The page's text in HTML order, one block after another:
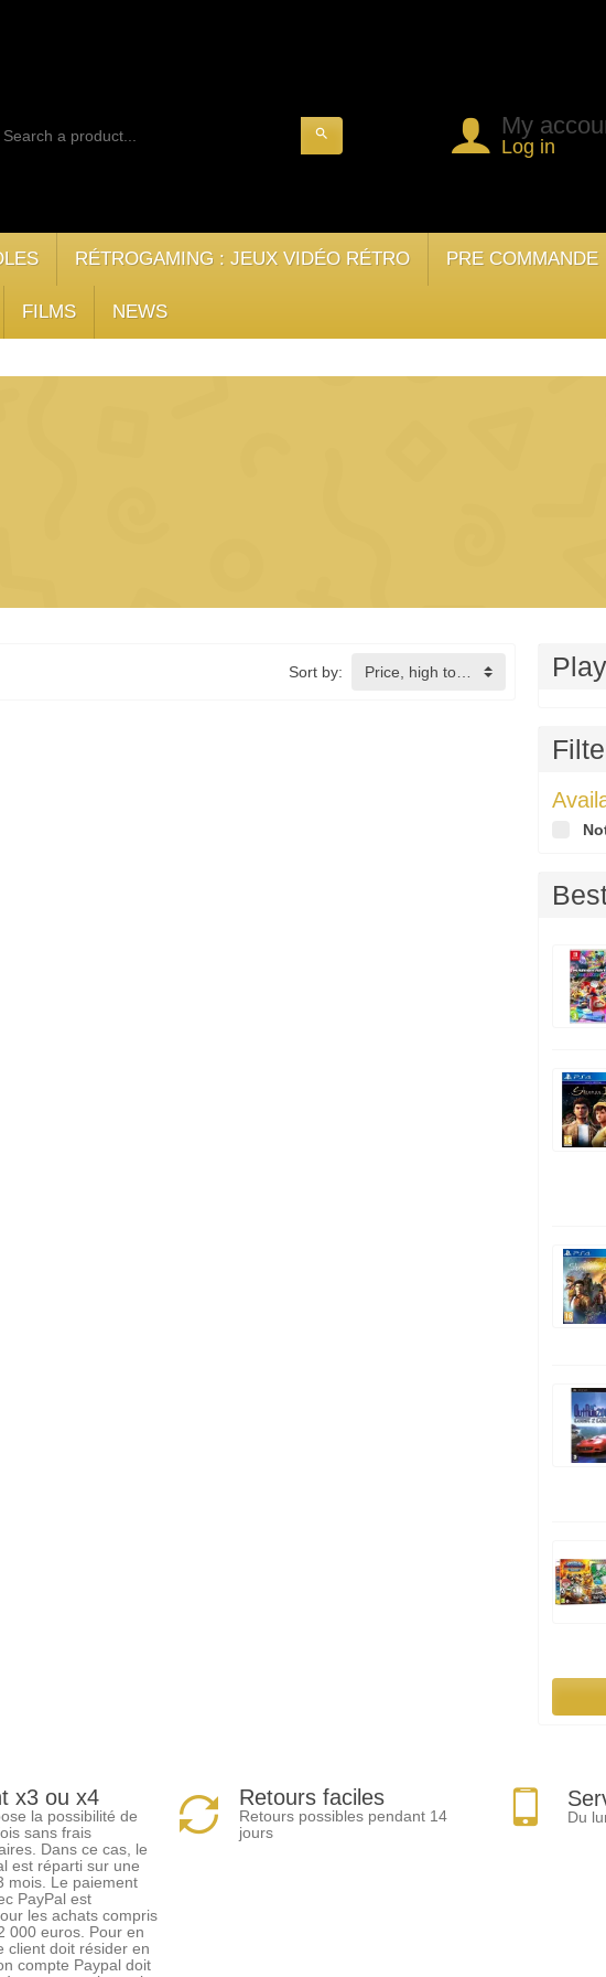
search My
Log in
RÉTROGAMING : JEUX VIDÉO RÉTRO PRE COMMANDE
FILMS NEWS
Sort by: Price, high to low
x3 ou x4
la possibilité de
sans frais
Dans ce cas, le
est réparti sur une
mois. Le paiement
PayPal est
les achats compris
000 euros. Pour en
client doit résider en
compte Paypal doit
Retours faciles
Retours possibles pendant 14
jours
Du